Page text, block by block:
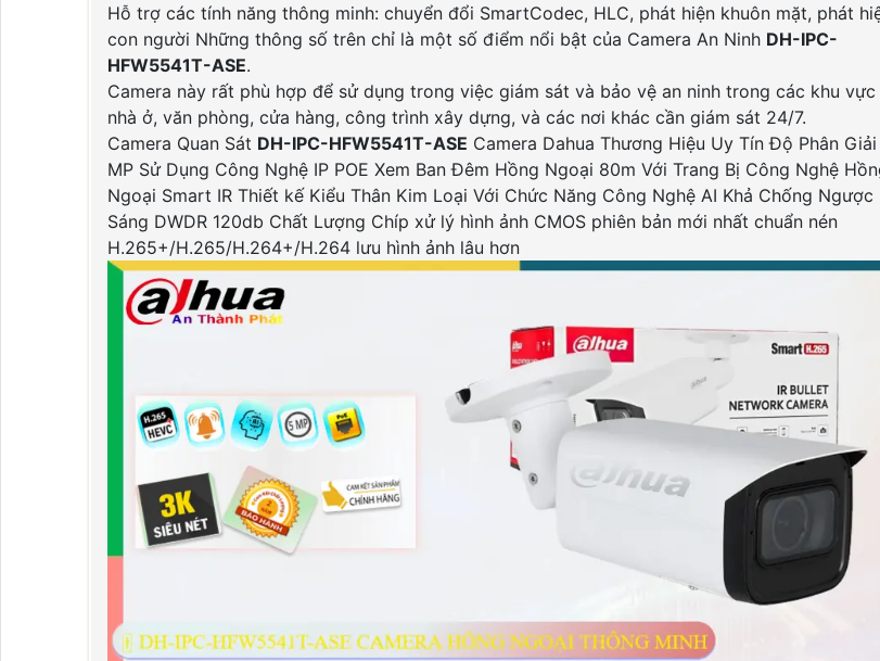
Hỗ trợ các tính năng thông minh: chuyển đổi SmartCodec, HLC, phát hiện khuôn mặt, phát
con người Những thông số trên chỉ là một số điểm nổi bật của Camera An Ninh DH-IPC-
HFW5541T-ASE.
Camera này rất phù hợp để sử dụng trong việc giám sát và bảo vệ an ninh trong các khu vực
nhà ở, văn phòng, cửa hàng, công trình xây dựng, và các nơi khác cần giám sát 24/7.
Camera Quan Sát DH-IPC-HFW5541T-ASE Camera Dahua Thương Hiệu Uy Tín Độ Phân
MP Sử Dụng Công Nghệ IP POE Xem Ban Đêm Hồng Ngoại 80m Với Trang Bị Công Nghệ
Ngoại Smart IR Thiết kế Kiểu Thân Kim Loại Với Chức Năng Công Nghệ AI Khả Chống Ngược
Sáng DWDR 120db Chất Lượng Chíp xử lý hình ảnh CMOS phiên bản mới nhất chuẩn nén
H.265+/H.265/H.264+/H.264 lưu hình ảnh lâu hơn